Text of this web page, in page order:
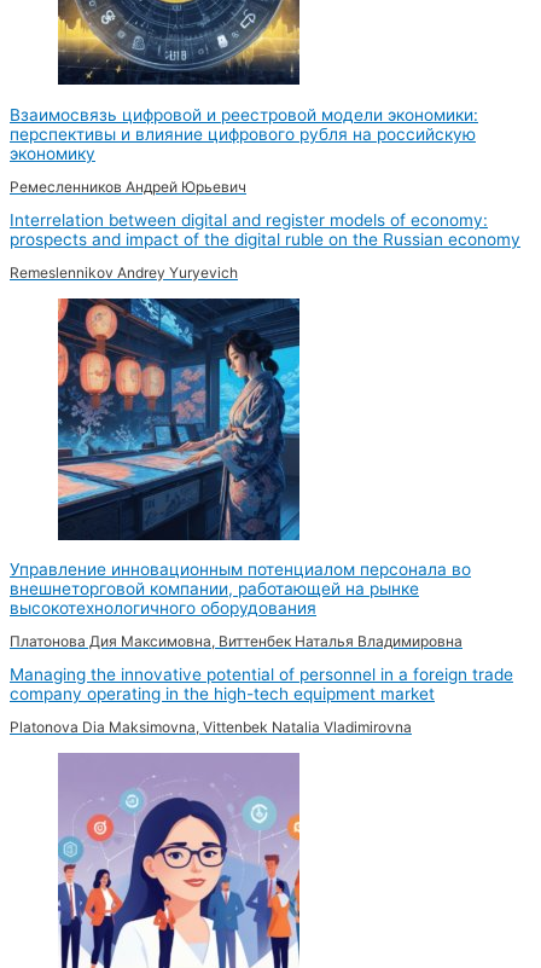
Взаимосвязь цифровой и реестровой модели экономики:
перспективы и влияние цифрового рубля на российскую
экономику
Ремесленников Андрей Юрьевич
Interrelation between digital and register models of economy:
prospects and impact of the digital ruble on the Russian economy
Remeslennikov Andrey Yuryevich
Управление инновационным потенциалом персонала во
внешнеторговой компании, работающей на рынке
высокотехнологичного оборудования
Платонова Дия Максимовна, Виттенбек Наталья Владимировна
Managing the innovative potential of personnel in a foreign trade
company operating in the high-tech equipment market
Platonova Dia Maksimovna, Vittenbek Natalia Vladimirovna